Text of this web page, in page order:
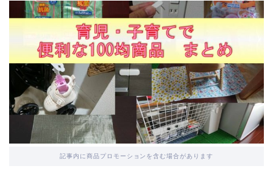
記事内に商品プロモーションを含む場合があります